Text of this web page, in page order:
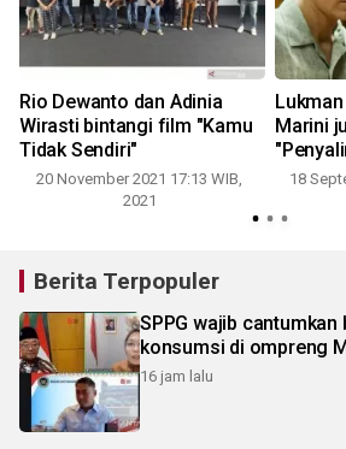
Rio Dewanto dan Adinia
Wirasti bintangi film "Kamu
Tidak Sendiri"
20 November 2021 17:13 WIB,
2021
Marini juga
18
Berita Terpopuler
SPPG wajib cantumkan
konsumsi di ompreng
16 jam lalu